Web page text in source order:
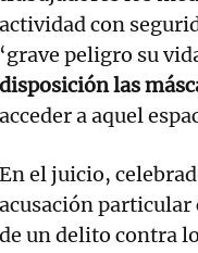
actividad con
‘grave peligro su
disposición las
acceder a aquel
En el juicio,
acusación particular
de un delito contra